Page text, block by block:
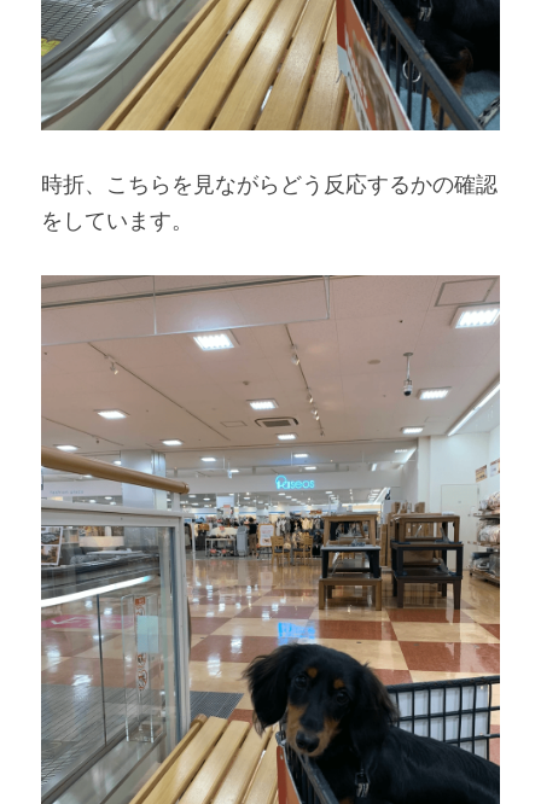
時折、こちらを見ながらどう反応するかの確認
をしています。